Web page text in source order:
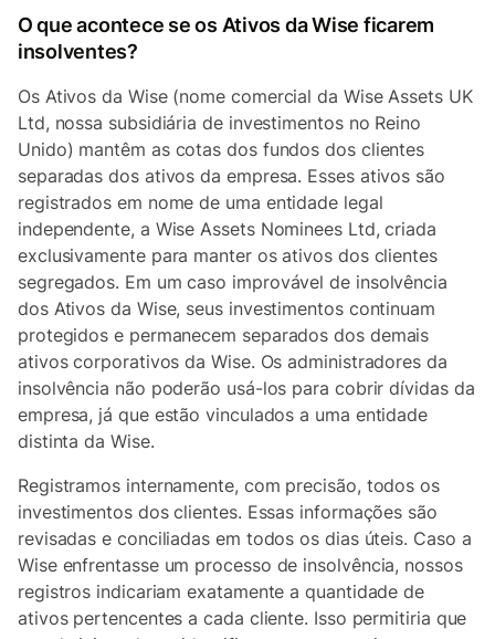
O que acontece se os Ativos da Wise ficarem
insolventes?
Os Ativos da Wise (nome comercial da Wise Assets UK
Ltd, nossa subsidiária de investimentos no Reino
Unido) mantêm as cotas dos fundos dos clientes
separadas dos ativos da empresa. Esses ativos são
registrados em nome de uma entidade legal
independente, a Wise Assets Nominees Ltd, criada
exclusivamente para manter os ativos dos clientes
segregados. Em um caso improvável de insolvência
dos Ativos da Wise, seus investimentos continuam
protegidos e permanecem separados dos demais
ativos corporativos da Wise. Os administradores da
insolvência não poderão usá-los para cobrir dívidas da
empresa, já que estão vinculados a uma entidade
distinta da Wise.
Registramos internamente, com precisão, todos os
investimentos dos clientes. Essas informações são
revisadas e conciliadas em todos os dias úteis. Caso a
Wise enfrentasse um processo de insolvência, nossos
registros indicariam exatamente a quantidade de
ativos pertencentes a cada cliente. Isso permitiria que